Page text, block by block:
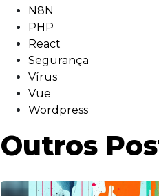
N8N
PHP
React
Segurança
Vírus
Vue
Wordpress
Outros